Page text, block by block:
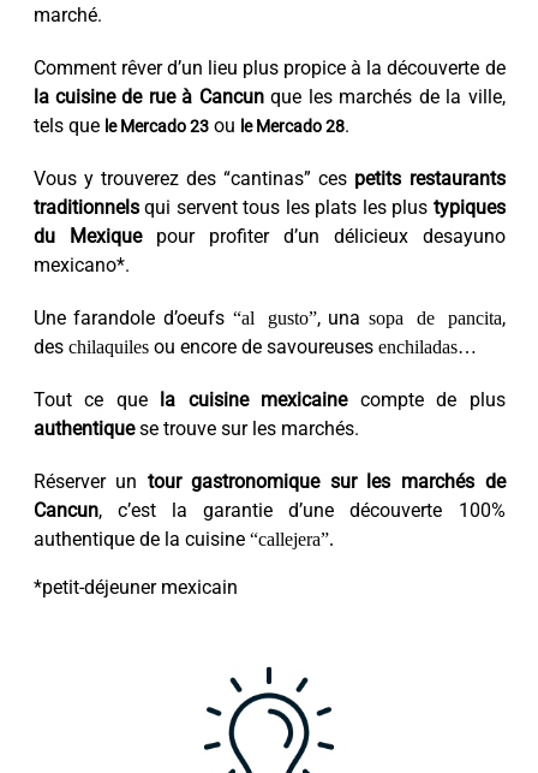
marché.
Comment rêver d’un lieu plus propice à la découverte de
la cuisine de rue à Cancunque les marchés de la ville,
tels que le Mercado 23ou le Mercado 28.
Vous y trouverez des “cantinas” ces petits restaurants
traditionnelsqui servent tous les plats les plus typiques
du Mexiquepour profiter d’un délicieux desayuno
mexicano*.
Une farandole d’oeufs “al gusto”, una sopa de pancita,
des chilaquilesou encore de savoureuses enchiladas…
Tout ce que la cuisine mexicainecompte de plus
authentiquese trouve sur les marchés.
Réserver un tour gastronomique sur les marchés de
Cancun, c’est la garantie d’une découverte 100%
authentique de la cuisine “callejera”.
*petit-déjeuner mexicain